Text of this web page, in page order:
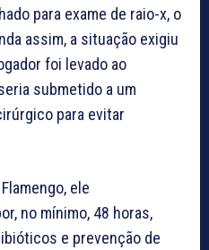
para exame de raio-x, o
assim, a situação exigiu
foi levado ao
submetido a um
para evitar
ele
no mínimo, 48 horas,
e prevenção de